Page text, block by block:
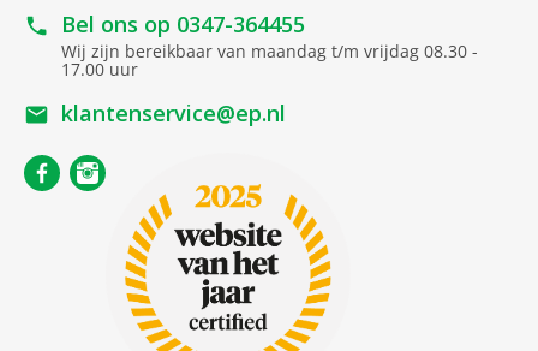
Bel ons op 0347-364455
Wij zijn bereikbaar van maandag t/m vrijdag 08.30 -
17.00 uur
klantenservice@ep.nl